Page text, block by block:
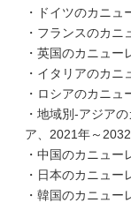
・ドイツのカニ
・フランスのカ
・英国のカニュ
・イタリアのカ
・ロシアのカニ
・地域別-アジア
ア、2021年～
・中国のカニュ
・日本のカニュ
・韓国のカニュ